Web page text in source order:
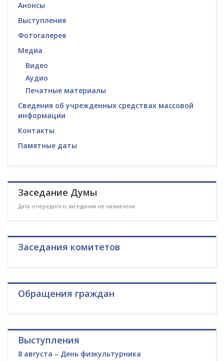
Анонсы
Выступления
Фотогалерея
Медиа
Видео
Аудио
Печатные материалы
Сведения об учрежденных средствах массовой
информации
Контакты
Памятные даты
Заседание Думы
Дата очередного заседания не назначена
Заседания комитетов
Обращения граждан
Выступления
8 августа – День физкультурника